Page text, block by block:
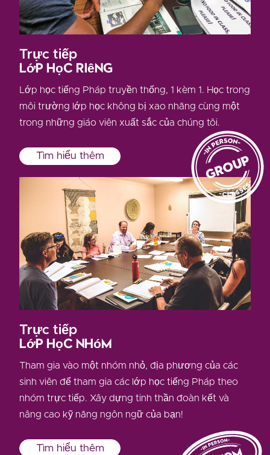
Trực tiếp
Lớp học riêng
Lớp học tiếng Pháp truyền thống, 1 kèm 1. Học trong
môi trường lớp học không bị xao nhãng cùng một
trong những giáo viên xuất sắc của chúng tôi.
Tìm hiểu thêm
Trực tiếp
Lớp học nhóm
Tham gia vào một nhóm nhỏ, địa phương của các
sinh viên để tham gia các lớp học tiếng Pháp theo
nhóm trực tiếp. Xây dựng tinh thần đoàn kết và
nâng cao kỹ năng ngôn ngữ của bạn!
Tìm hiểu thêm